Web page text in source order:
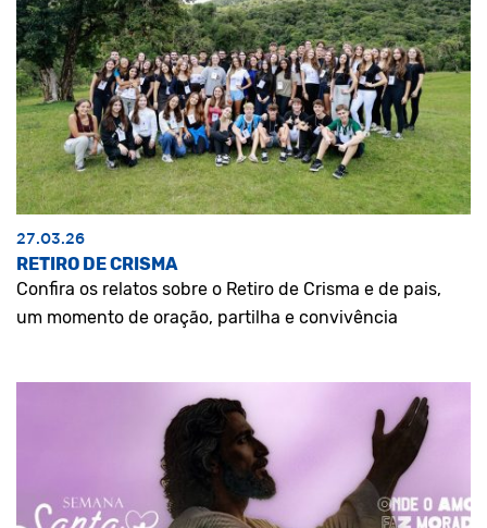
27.03.26
RETIRO DE CRISMA
Confira os relatos sobre o Retiro de Crisma e de pais,
um momento de oração, partilha e convivência